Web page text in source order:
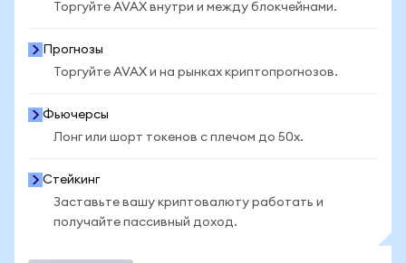
Торгуйте AVAX внутри и между блокчейнами.
Прогнозы
Торгуйте AVAX и на рынках криптопрогнозов.
Фьючерсы
Лонг или шорт токенов с плечом до 50x.
Стейкинг
Заставьте вашу криптовалюту работать и
получайте пассивный доход.